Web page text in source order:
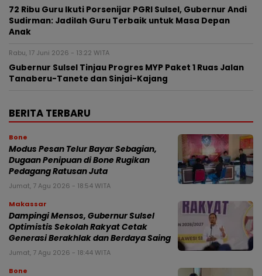
72 Ribu Guru Ikuti Porsenijar PGRI Sulsel, Gubernur Andi
Sudirman: Jadilah Guru Terbaik untuk Masa Depan
Anak
Rabu, 17 Juni 2026 - 13:22 WITA
Gubernur Sulsel Tinjau Progres MYP Paket 1 Ruas Jalan
Tanaberu-Tanete dan Sinjai-Kajang
BERITA TERBARU
Bone
Modus Pesan Telur Bayar Sebagian,
Dugaan Penipuan di Bone Rugikan
Pedagang Ratusan Juta
Jumat, 7 Agu 2026 - 18:54 WITA
Makassar
Dampingi Mensos, Gubernur Sulsel
Optimistis Sekolah Rakyat Cetak
Generasi Berakhlak dan Berdaya Saing
Jumat, 7 Agu 2026 - 18:44 WITA
Bone